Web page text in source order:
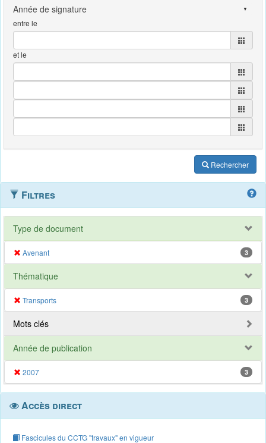
entre le
et le
Rechercher
Filtres
Type de document
Avenant 3
Thématique
Transports 3
Mots clés
Année de publication
2007 3
Accès direct
Fascicules du CCTG "travaux" en vigueur